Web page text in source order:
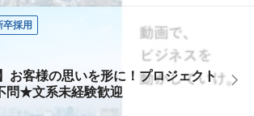
卒採用
お客様の思いを形に！プロジェクト
問★文系未経験歓迎